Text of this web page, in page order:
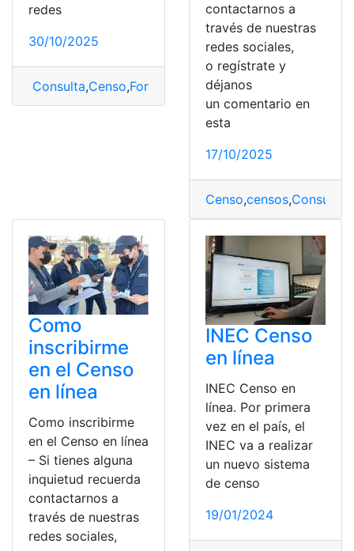
redes
30/10/2025
Consulta,Censo,Formulario Solicitar
contactarnos a
través de nuestras
redes sociales,
o regístrate y
déjanos
un comentario en
esta
17/10/2025
Censo,censos,Consulta
Como
inscribirme
en el Censo
en línea
Como inscribirme
en el Censo en línea
– Si tienes alguna
inquietud recuerda
contactarnos a
través de nuestras
redes sociales,
INEC Censo
en línea
INEC Censo en
línea. Por primera
vez en el país, el
INEC va a realizar
un nuevo sistema
de censo
19/01/2024